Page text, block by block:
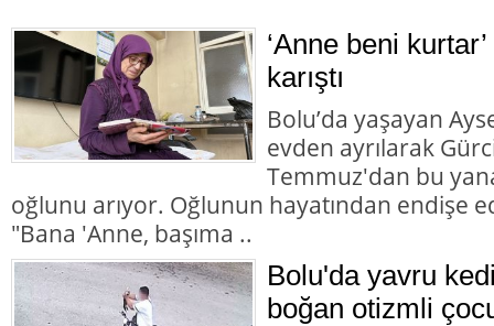
‘Anne beni
karıştı
Bolu’da yaşayan
evden ayrılarak
Temmuz'dan bu
oğlunu arıyor. Oğlunun hayatından endişe
"Bana 'Anne, başıma ..
Bolu'da yavru
boğan otizmli